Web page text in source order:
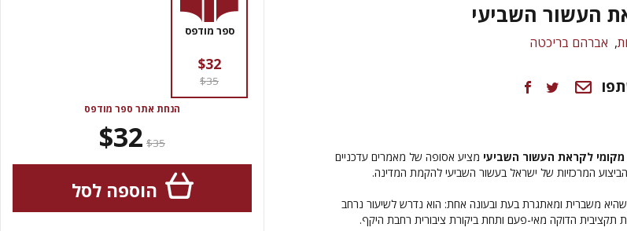
העשור השביעי
אברהם בריכטה
מקומי לקראת העשור השביעי מציע אסופה של מאמרים עדכניים
המרכזיות של ישראל בעשור השביעי להקמת המדינה.
משברית ומאתגרת בעת ובעונה אחת: הוא נדרש לשיעור נרחב
תקציבית הדוקה מאי-פעם ותחת ביקורת ציבורית רחבת היקף.
ספר מודפס
$32
$35
הנחת אתר ספר מודפס
$35
$32
הוספה לסל